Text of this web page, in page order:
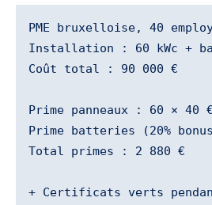
PME bruxelloise, 40
Installation : 60 kWc +
Coût total : 90 000 €
Prime panneaux : 60 × 40
Prime batteries (20%
Total primes : 2 880 €
+ Certificats verts